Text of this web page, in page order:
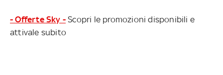
- Offerte Sky - Scopri le promozioni disponibili e
attivale subito